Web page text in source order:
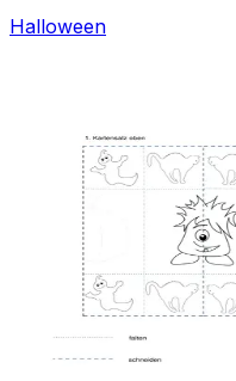
Halloween